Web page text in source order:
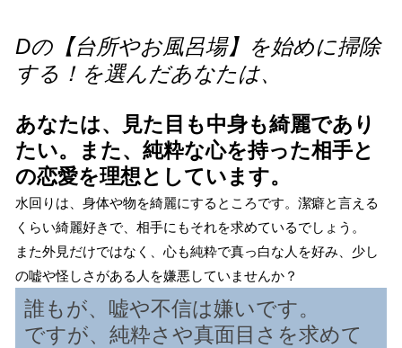
Dの【台所やお風呂場】を始めに掃除
する！を選んだあなたは、
あなたは、見た目も中身も綺麗であり
たい。また、純粋な心を持った相手と
の恋愛を理想としています。
水回りは、身体や物を綺麗にするところです。潔癖と言える
くらい綺麗好きで、相手にもそれを求めているでしょう。
また外見だけではなく、心も純粋で真っ白な人を好み、少し
の嘘や怪しさがある人を嫌悪していませんか？
誰もが、嘘や不信は嫌いです。
ですが、純粋さや真面目さを求めて